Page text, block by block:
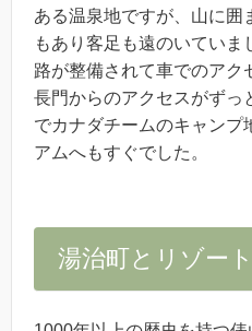
ある温泉地ですが、山に囲
もあり客足も遠のいてい
路が整備されて車でのアク
長門からのアクセスがずっ
でカナダチームのキャンプ
アムへもすぐでした。
湯治町とリゾート